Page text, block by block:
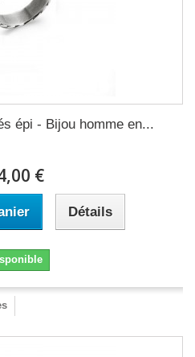
épi - Bijou homme en...
€
Détails